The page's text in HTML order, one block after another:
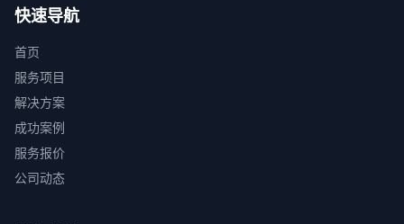
快速导航
首页
服务项目
解决方案
成功案例
服务报价
公司动态